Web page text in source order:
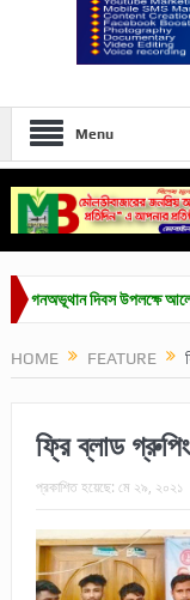
Menu
দিবস উপলক্ষে আলোচনা সভা
HOME FEATURE
ফ্রি ব্লাড
প্রকাশিত হয়েছে: মে ২৯, ২০২১